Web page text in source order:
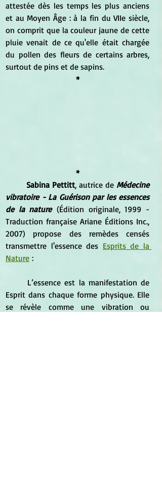
attestée dès les temps les plus anciens
et au Moyen Âge : à la fin du VIIe siècle,
on comprit que la couleur jaune de cette
pluie venait de ce qu'elle était chargée
du pollen des fleurs de certains arbres,
surtout de pins et de sapins.
*
*
	Sabina Pettitt
, autrice de Médecine
vibratoire - La Guérison par les essences
de la nature (Édition originale, 1999 -
Traduction française Ariane Éditions Inc.,
2007) propose des remèdes censés
transmettre l'essence des Esprits de la
Nature :
Esprit dans chaque forme physique. Elle
se révèle comme une vibration ou